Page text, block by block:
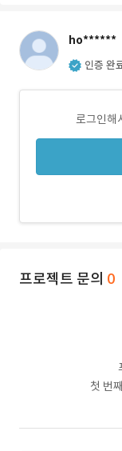
ho******
인증 완
로그인해
프로젝트 문의 0
첫 번